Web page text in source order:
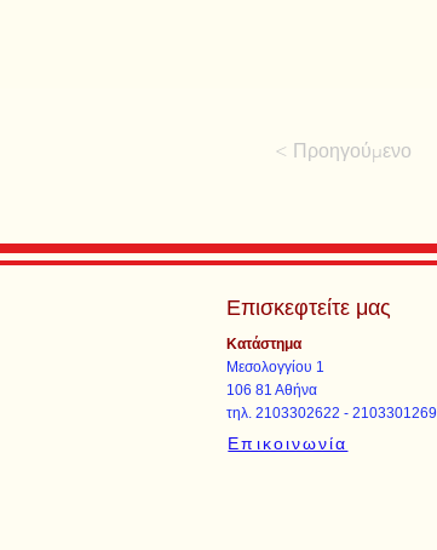
< Προηγούμενο
Επισκεφτείτε μας
Κατάστημα
Μεσολογγίου 1
106 81 Αθήνα
τηλ. 2103302622 - 2103301269
Επικοινωνία